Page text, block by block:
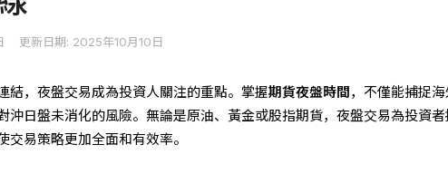
更新日期: 2025年10月10日
結，夜盤交易成為投資人關注的重點。掌握期貨夜盤時間 ，不僅能捕捉
沖日盤未消化的風險。無論是原油、黃金或股指期貨，夜盤交易為投資
交易策略更加全面和有效率。